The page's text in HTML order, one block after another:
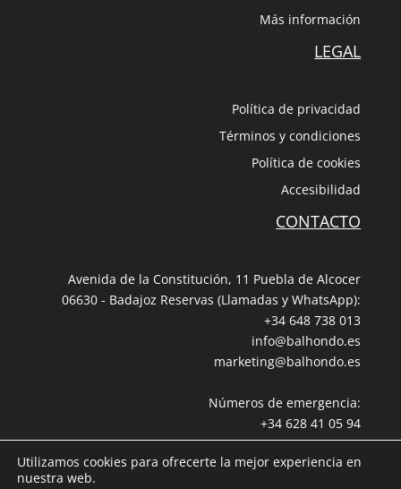
Más información
LEGAL
Política de privacidad
Términos y condiciones
Política de cookies
Accesibilidad
CONTACTO
Avenida de la Constitución, 11 Puebla de Alcocer
06630 - Badajoz Reservas (Llamadas y WhatsApp):
+34 648 738 013
info@balhondo.es
marketing@balhondo.es
Números de emergencia:
+34 628 41 05 94
+34 667 759 489
Utilizamos cookies para ofrecerte la mejor experiencia en
nuestra web.